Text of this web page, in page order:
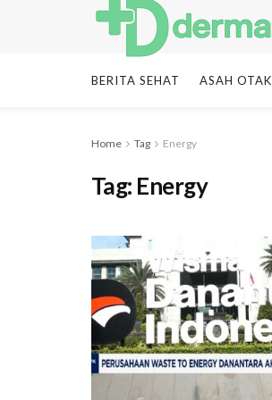
BERITA SEHAT ASAH OTAK
Home Tag Energy
Tag: Energy